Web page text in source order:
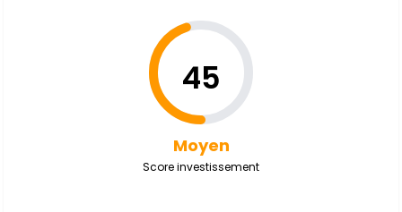
45
Moyen
Score investissement